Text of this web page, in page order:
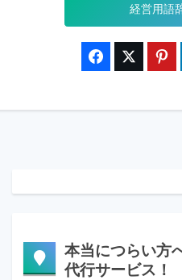
経営用語
本当につらい方
代行サービス！